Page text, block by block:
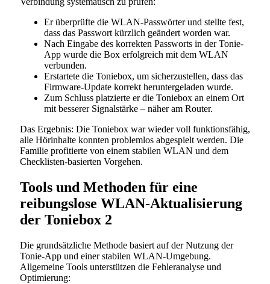
Er überprüfte die WLAN-Passwörter und stellte fest,
dass das Passwort kürzlich geändert worden war.
Nach Eingabe des korrekten Passworts in der Tonie-
App wurde die Box erfolgreich mit dem WLAN
verbunden.
Erstartete die Toniebox, um sicherzustellen, dass das
Firmware-Update korrekt heruntergeladen wurde.
Zum Schluss platzierte er die Toniebox an einem Ort
mit besserer Signalstärke – näher am Router.
Das Ergebnis: Die Toniebox war wieder voll funktionsfähig,
alle Hörinhalte konnten problemlos abgespielt werden. Die
Familie profitierte von einem stabilen WLAN und dem
Checklisten-basierten Vorgehen.
Tools und Methoden für eine
reibungslose WLAN-Aktualisierung
der Toniebox 2
Die grundsätzliche Methode basiert auf der Nutzung der
Tonie-App und einer stabilen WLAN-Umgebung.
Allgemeine Tools unterstützen die Fehleranalyse und
Optimierung: